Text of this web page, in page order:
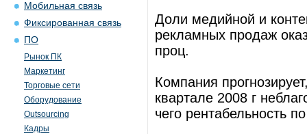
Мобильная связь
Фиксированная связь
ПО
Рынок ПК
Маркетинг
Торговые сети
Оборудование
Outsourcing
Кадры
Доли медийной и
рекламных продаж
проц.
Компания
квартале 2008 г
чего рентабельность